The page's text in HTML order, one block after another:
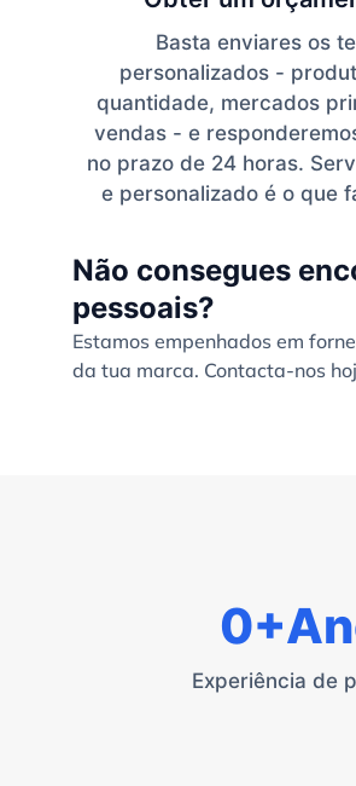
Basta enviares os
personalizados -
quantidade, mercados
vendas - e
no prazo de 24 horas.
e personalizado é o que
Não consegues
pessoais?
Estamos empenhados em
da tua marca. Contacta-nos
Experiência de
0